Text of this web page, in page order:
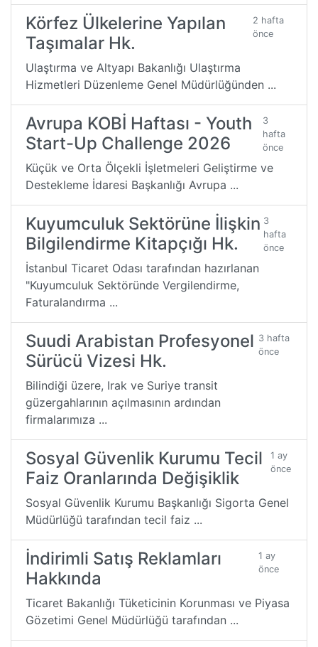
Körfez Ülkelerine Yapılan
Taşımalar Hk.
2 hafta
önce
Ulaştırma ve Altyapı Bakanlığı Ulaştırma
Hizmetleri Düzenleme Genel Müdürlüğünden ...
Avrupa KOBİ Haftası - Youth
Start-Up Challenge 2026
3
hafta
önce
Küçük ve Orta Ölçekli İşletmeleri Geliştirme ve
Destekleme İdaresi Başkanlığı Avrupa ...
Kuyumculuk Sektörüne İlişkin
Bilgilendirme Kitapçığı Hk.
3
hafta
önce
İstanbul Ticaret Odası tarafından hazırlanan
"Kuyumculuk Sektöründe Vergilendirme,
Faturalandırma ...
Suudi Arabistan Profesyonel
Sürücü Vizesi Hk.
3 hafta
önce
Bilindiği üzere, Irak ve Suriye transit
güzergahlarının açılmasının ardından
firmalarımıza ...
Sosyal Güvenlik Kurumu Tecil
Faiz Oranlarında Değişiklik
1 ay
önce
Sosyal Güvenlik Kurumu Başkanlığı Sigorta Genel
Müdürlüğü tarafından tecil faiz ...
İndirimli Satış Reklamları
Hakkında
1 ay
önce
Ticaret Bakanlığı Tüketicinin Korunması ve Piyasa
Gözetimi Genel Müdürlüğü tarafından ...